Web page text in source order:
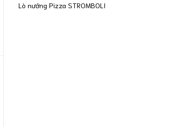
Lò nướng Pizza STROMBOLI